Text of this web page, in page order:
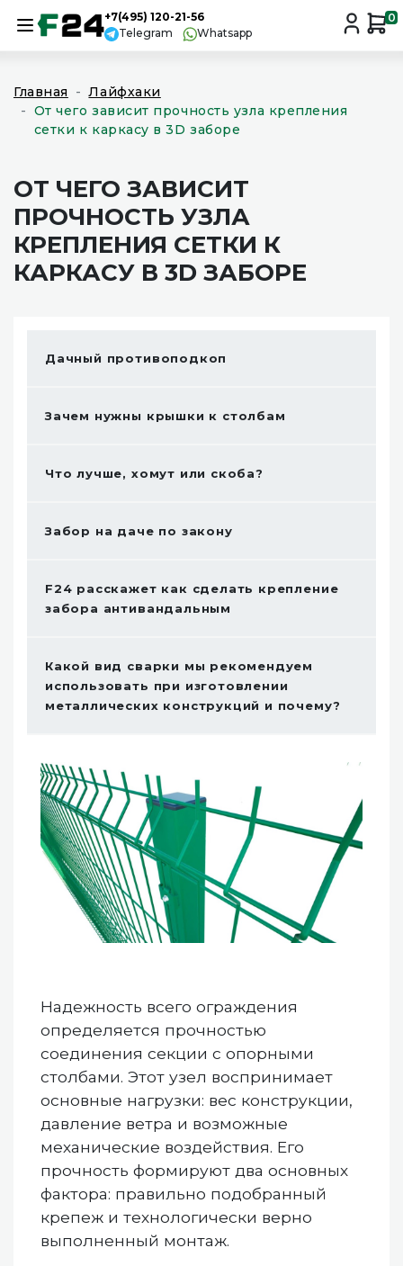
+7(495) 120-21-56
Telegram
Whatsapp
0
Главная
Лайфхаки
От чего зависит прочность узла крепления
сетки к каркасу в 3D заборе
ОТ ЧЕГО ЗАВИСИТ
ПРОЧНОСТЬ УЗЛА
КРЕПЛЕНИЯ СЕТКИ К
КАРКАСУ В 3D ЗАБОРЕ
Дачный противоподкоп
Зачем нужны крышки к столбам
Что лучше, хомут или скоба?
Забор на даче по закону
F24 расскажет как сделать крепление
забора антивандальным
Какой вид сварки мы рекомендуем
использовать при изготовлении
металлических конструкций и почему?
Надежность всего ограждения
определяется прочностью
соединения секции с опорными
столбами. Этот узел воспринимает
основные нагрузки: вес конструкции,
давление ветра и возможные
механические воздействия. Его
прочность формируют два основных
фактора: правильно подобранный
крепеж и технологически верно
выполненный монтаж.